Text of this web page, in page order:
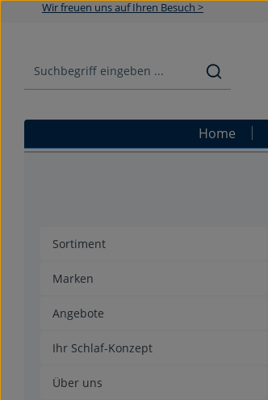
Zum Hauptinhalt springen
Zur Suche springen
Zur Hauptnavigation springen
Wir freuen uns auf Ihren Besuch >
Home
Sortiment
Marken
Angebote
Ihr Schlaf-Konzept
Über uns